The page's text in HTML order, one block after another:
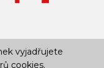
vyjadřujete
cookies.